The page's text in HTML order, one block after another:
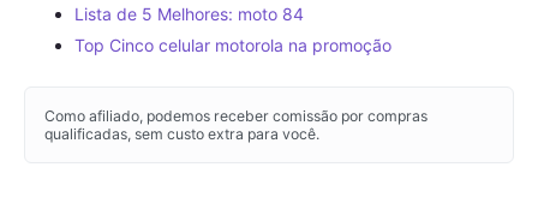
Lista de 5 Melhores: moto 84
Top Cinco celular motorola na promoção
Como afiliado, podemos receber comissão por compras
qualificadas, sem custo extra para você.